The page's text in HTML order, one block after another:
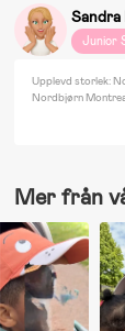
Super
Emil i
Mamma
Nicke
Sandra
Junior
Upplevd storlek:
Nordbjørn
Mer från